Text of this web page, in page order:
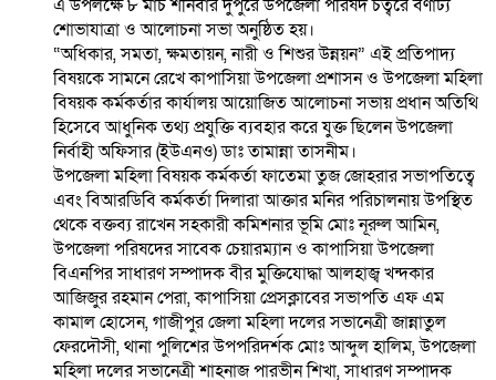
এ উপলক্ষে ৮ মার্চ শনিবার দুপুরে উপজেলা পরিষদ চত্বরে বর্ণাঢ্য
শোভাযাত্রা ও আলোচনা সভা অনুষ্ঠিত হয়।
“অধিকার, সমতা, ক্ষমতায়ন, নারী ও শিশুর উন্নয়ন” এই প্রতিপাদ্য
বিষয়কে সামনে রেখে কাপাসিয়া উপজেলা প্রশাসন ও উপজেলা মহিলা
বিষয়ক কর্মকর্তার কার্যালয় আয়োজিত আলোচনা সভায় প্রধান অতিথি
হিসেবে আধুনিক তথ্য প্রযুক্তি ব্যবহার করে যুক্ত ছিলেন উপজেলা
নির্বাহী অফিসার (ইউএনও) ডাঃ তামান্না তাসনীম।
উপজেলা মহিলা বিষয়ক কর্মকর্তা ফাতেমা তুজ জোহরার সভাপতিত্বে
এবং বিআরডিবি কর্মকর্তা দিলারা আক্তার মনির পরিচালনায় উপস্থিত
থেকে বক্তব্য রাখেন সহকারী কমিশনার ভূমি মোঃ নূরুল আমিন,
উপজেলা পরিষদের সাবেক চেয়ারম্যান ও কাপাসিয়া উপজেলা
বিএনপির সাধারণ সম্পাদক বীর মুক্তিযোদ্ধা আলহাজ্ব খন্দকার
আজিজুর রহমান পেরা, কাপাসিয়া প্রেসক্লাবের সভাপতি এফ এম
কামাল হোসেন, গাজীপুর জেলা মহিলা দলের সভানেত্রী জান্নাতুল
ফেরদৌসী, থানা পুলিশের উপপরিদর্শক মোঃ আব্দুল হালিম, উপজেলা
মহিলা দলের সভানেত্রী শাহনাজ পারভীন শিখা, সাধারণ সম্পাদক